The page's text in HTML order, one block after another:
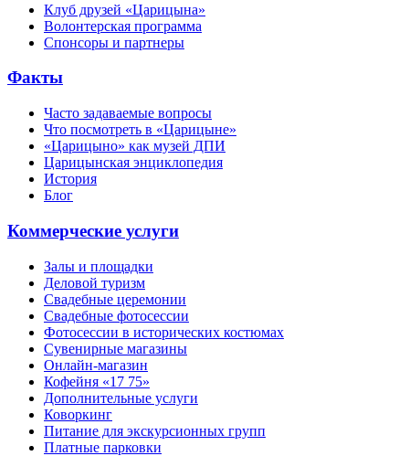
Клуб друзей «Царицына»
Волонтерская программа
Спонсоры и партнеры
Факты
Часто задаваемые вопросы
Что посмотреть в «Царицыне»
«Царицыно» как музей ДПИ
Царицынская энциклопедия
История
Блог
Коммерческие услуги
Залы и площадки
Деловой туризм
Свадебные церемонии
Свадебные фотосессии
Фотосессии в исторических костюмах
Сувенирные магазины
Онлайн-магазин
Кофейня «17 75»
Дополнительные услуги
Коворкинг
Питание для экскурсионных групп
Платные парковки